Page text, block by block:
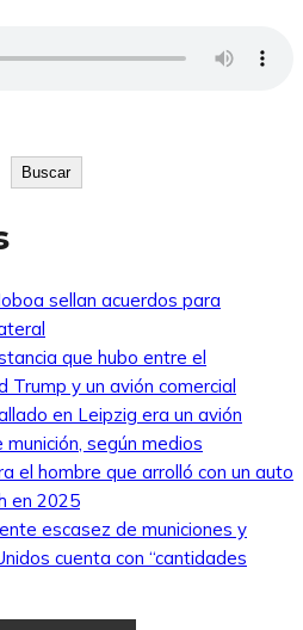
Buscar
sellan acuerdos para
que hubo entre el
Trump y un avión comercial
en Leipzig era un avión
según medios
el hombre que arrolló con un auto
en 2025
escasez de municiones y
cuenta con “cantidades